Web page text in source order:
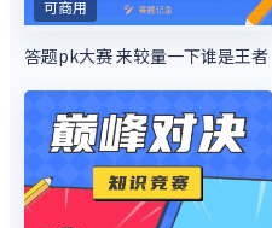
可商用
答题pk大赛 来较量一下谁是王者